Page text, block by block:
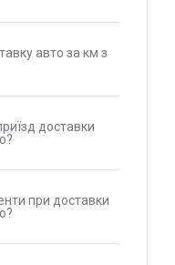
авто за км з
доставки
при доставки